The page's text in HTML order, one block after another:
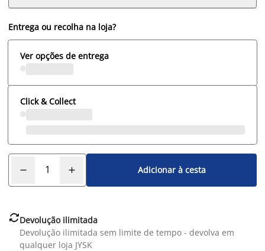
Entrega ou recolha na loja?
Ver opções de entrega
Click & Collect
Adicionar à cesta
Devolução ilimitada
Devolução ilimitada sem limite de tempo - devolva em
qualquer loja JYSK